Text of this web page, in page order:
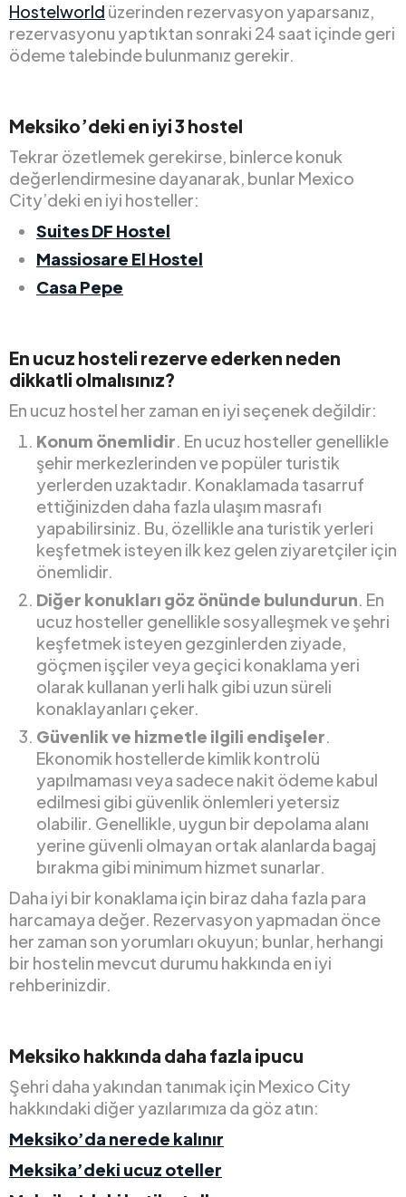
Hostelworld üzerinden rezervasyon yaparsanız,
rezervasyonu yaptıktan sonraki 24 saat içinde geri
ödeme talebinde bulunmanız gerekir.
Meksiko’deki en iyi 3 hostel
Tekrar özetlemek gerekirse, binlerce konuk
değerlendirmesine dayanarak, bunlar Mexico
City’deki en iyi hosteller:
Suites DF Hostel
Massiosare El Hostel
Casa Pepe
En ucuz hosteli rezerve ederken neden
dikkatli olmalısınız?
En ucuz hostel her zaman en iyi seçenek değildir:
Konum önemlidir. En ucuz hosteller genellikle
şehir merkezlerinden ve popüler turistik
yerlerden uzaktadır. Konaklamada tasarruf
ettiğinizden daha fazla ulaşım masrafı
yapabilirsiniz. Bu, özellikle ana turistik yerleri
keşfetmek isteyen ilk kez gelen ziyaretçiler için
önemlidir.
Diğer konukları göz önünde bulundurun. En
ucuz hosteller genellikle sosyalleşmek ve şehri
keşfetmek isteyen gezginlerden ziyade,
göçmen işçiler veya geçici konaklama yeri
olarak kullanan yerli halk gibi uzun süreli
konaklayanları çeker.
Güvenlik ve hizmetle ilgili endişeler.
Ekonomik hostellerde kimlik kontrolü
yapılmaması veya sadece nakit ödeme kabul
edilmesi gibi güvenlik önlemleri yetersiz
olabilir. Genellikle, uygun bir depolama alanı
yerine güvenli olmayan ortak alanlarda bagaj
bırakma gibi minimum hizmet sunarlar.
Daha iyi bir konaklama için biraz daha fazla para
harcamaya değer. Rezervasyon yapmadan önce
her zaman son yorumları okuyun; bunlar, herhangi
bir hostelin mevcut durumu hakkında en iyi
rehberinizdir.
Meksiko hakkında daha fazla ipucu
Şehri daha yakından tanımak için Mexico City
hakkındaki diğer yazılarımıza da göz atın:
Meksiko’da nerede kalınır
Meksika’deki ucuz oteller